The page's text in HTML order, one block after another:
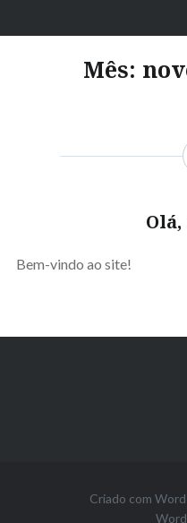
paraLyra Brasileira
Mês:
Bem-vindo ao site!
Criado com